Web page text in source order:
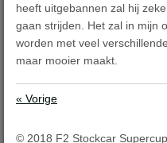
heeft uitgebannen zal hij
gaan strijden. Het zal in mijn
worden met veel
maar mooier maakt.
« Vorige
© 2018 F2 Stockcar Supercup